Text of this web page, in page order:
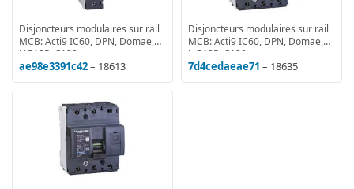
Disjoncteurs modulaires sur rail
MCB: Acti9 IC60, DPN, Domae,
NG125, C120
ae98e3391c42– 18613
Disjoncteurs modulaires sur rail
MCB: Acti9 IC60, DPN, Domae,
NG125, C120
7d4cedaeae71 – 18635